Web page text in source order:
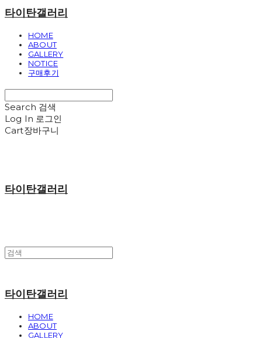
타이탄갤러리
HOME
ABOUT
GALLERY
NOTICE
구매후기
Search 검색
Log In 로그인
Cart장바구니
타이탄갤러리
타이탄갤러리
HOME
ABOUT
GALLERY